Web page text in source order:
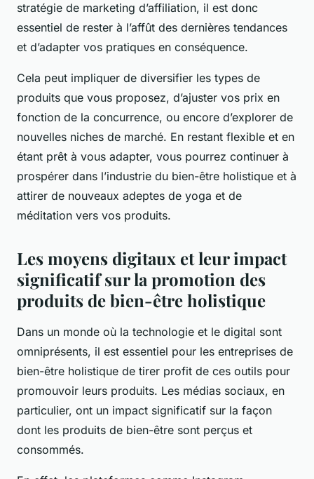
stratégie de marketing d’affiliation, il est donc
essentiel de rester à l’affût des dernières tendances
et d’adapter vos pratiques en conséquence.
Cela peut impliquer de diversifier les types de
produits que vous proposez, d’ajuster vos prix en
fonction de la concurrence, ou encore d’explorer de
nouvelles niches de marché. En restant flexible et en
étant prêt à vous adapter, vous pourrez continuer à
prospérer dans l’industrie du bien-être holistique et à
attirer de nouveaux adeptes de yoga et de
méditation vers vos produits.
Les moyens digitaux et leur impact
significatif sur la promotion des
produits de bien-être holistique
Dans un monde où la technologie et le digital sont
omniprésents, il est essentiel pour les entreprises de
bien-être holistique de tirer profit de ces outils pour
promouvoir leurs produits. Les médias sociaux, en
particulier, ont un impact significatif sur la façon
dont les produits de bien-être sont perçus et
consommés.